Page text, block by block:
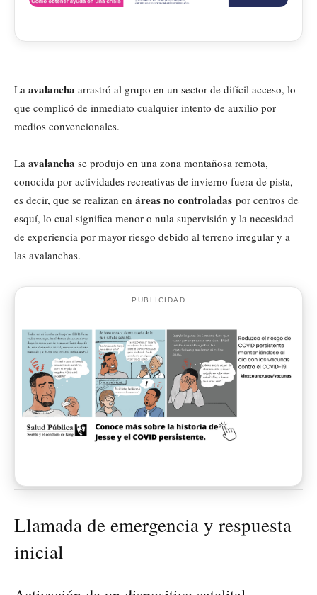
La avalancha arrastró al grupo en un sector de difícil acceso, lo
que complicó de inmediato cualquier intento de auxilio por
medios convencionales.
La avalancha se produjo en una zona montañosa remota,
conocida por actividades recreativas de invierno fuera de pista,
es decir, que se realizan en áreas no controladas por centros de
esquí, lo cual significa menor o nula supervisión y la necesidad
de experiencia por mayor riesgo debido al terreno irregular y a
las avalanchas.
PUBLICIDAD
Llamada de emergencia y respuesta
inicial